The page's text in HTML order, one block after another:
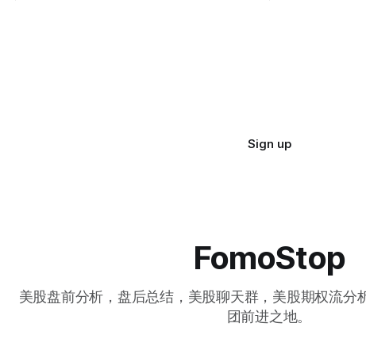
Sign up
FomoStop
美股盘前分析，盘后总结，美股聊天群，美股期权流分
团前进之地。